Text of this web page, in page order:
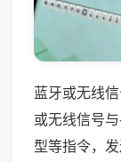
蓝牙或无线
或无线信号
型等指令，